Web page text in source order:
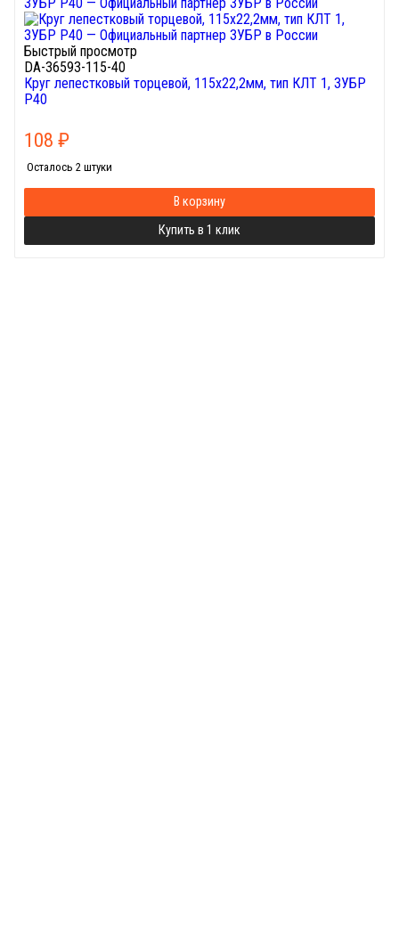
Быстрый просмотр
DA-36593-115-40
Круг лепестковый торцевой, 115х22,2мм, тип КЛТ 1, ЗУБР
P40
108 ₽
Осталось 2 штуки
В корзину
Купить в 1 клик